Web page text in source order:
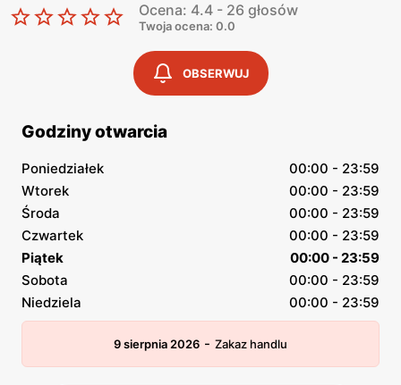
Ocena: 4.4 - 26 głosów
Twoja ocena: 0.0
OBSERWUJ
Godziny otwarcia
Poniedziałek
00:00 - 23:59
Wtorek
00:00 - 23:59
Środa
00:00 - 23:59
Czwartek
00:00 - 23:59
Piątek
00:00 - 23:59
Sobota
00:00 - 23:59
Niedziela
00:00 - 23:59
9 sierpnia 2026 - Zakaz handlu